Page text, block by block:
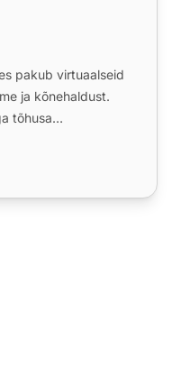
pakub virtuaalseid
ja kõnehaldust.
tõhusa